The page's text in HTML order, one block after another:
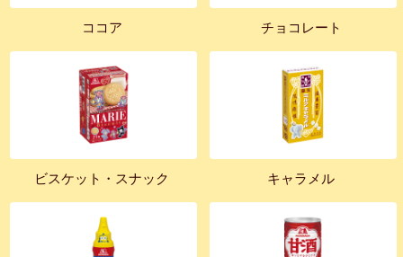
ココア チョコレート
ビスケット・スナック キャラメル